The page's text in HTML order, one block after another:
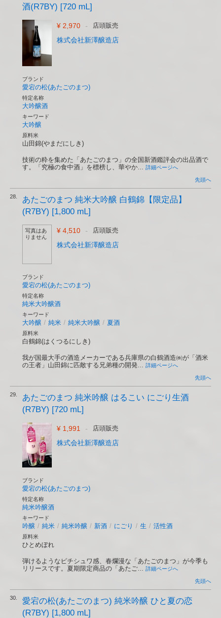
酒(R7BY) [720 mL]
¥ 2,970 - 店頭販売
株式会社新澤醸造店
ブランド
愛宕の松(あたごのまつ)
特定名称
大吟醸酒
キーワード
大吟醸
原料米
山田錦(やまだにしき)
技術の粋を集めた「あたごのまつ」の全国新酒鑑評会の出品酒で
す。「究極の食中酒」を標榜し、華やか... 詳細ページへ
先頭へ
28.
あたごのまつ 純米大吟醸 白鶴錦【限定品】
(R7BY) [1,800 mL]
写真はあ
りません
¥ 4,510 - 店頭販売
株式会社新澤醸造店
ブランド
愛宕の松(あたごのまつ)
特定名称
純米大吟醸酒
キーワード
大吟醸 / 純米 / 純米大吟醸 / 夏酒
原料米
白鶴錦(はくつるにしき)
我が国最大手の酒造メーカーである兵庫県の白鶴酒造㈱が「酒米
の王者」山田錦に匹敵する兄弟種の開発... 詳細ページへ
先頭へ
29.
あたごのまつ 純米吟醸 はるこい にごり生酒
(R7BY) [720 mL]
¥ 1,991 - 店頭販売
株式会社新澤醸造店
ブランド
愛宕の松(あたごのまつ)
特定名称
純米吟醸酒
キーワード
吟醸 / 純米 / 純米吟醸 / 新酒 / にごり / 生 / 活性酒
原料米
ひとめぼれ
弾けるようなピチシュワ感、春爛漫な「あたごのまつ」が今季も
リリースです。夏期限定商品の「あたご... 詳細ページへ
先頭へ
30.
愛宕の松(あたごのまつ) 純米吟醸 ひと夏の恋
(R7BY) [1,800 mL]